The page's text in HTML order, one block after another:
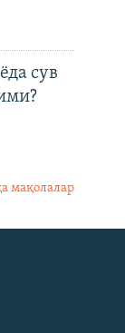
сув
мақолалар